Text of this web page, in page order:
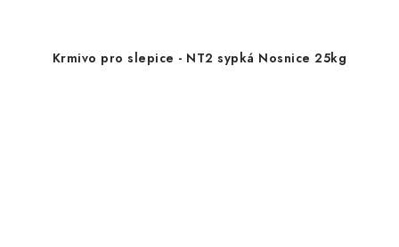
Krmivo pro slepice - NT2 sypká Nosnice 25kg